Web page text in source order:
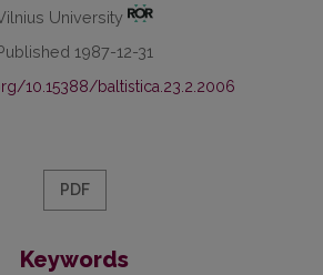
University
1987-12-31
10.15388/baltistica.23.2.2006
PDF
Keywords